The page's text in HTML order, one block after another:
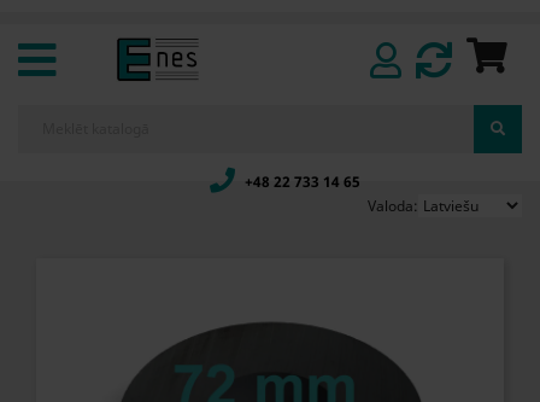
+48 22 733 14 65
Valoda: